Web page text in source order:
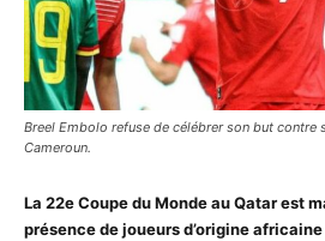
Breel Embolo refuse de célébrer son but contre
Cameroun.
La 22e Coupe du Monde au Qatar est
présence de joueurs d’origine